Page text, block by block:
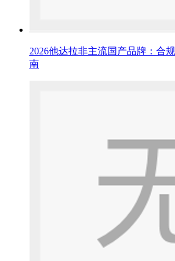
2026他达拉非主流国产品牌：合
南